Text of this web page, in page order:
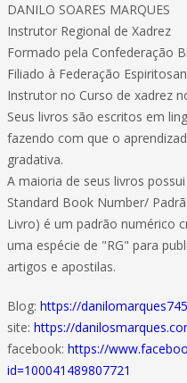
DANILO SOARES MARQUES
Instrutor Regional de Xadrez
Formado pela Confederação
Filiado à Federação
Instrutor no Curso de xadrez
Seus livros são escritos em
fazendo com que o
gradativa.
A maioria de seus livros
Standard Book Number/
Livro) é um padrão numérico
uma espécie de "RG" para
artigos e apostilas.
Blog: https://
site: https://
facebook: https://
id=100041489807721